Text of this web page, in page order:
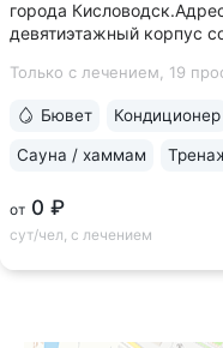
города
девятиэтажный корпус
Только с лечением, 19
от 0 ₽
сут/чел, с лечением
Бювет Кондиционер
Сауна / хаммам